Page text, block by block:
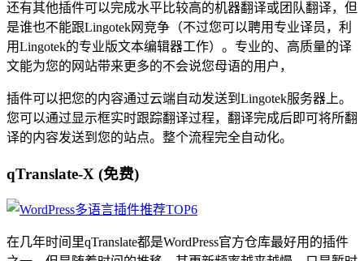
还有其他插件可以完成水平比较高的机器翻译或团队翻译，但
是谁也不能跟Lingotek网竞争（不过您可以聘用专业译员，利
用Lingotek的专业版文本编辑器工作）。专业的、高质量的译
文能为您的网站带来更多的不会说您母语的用户，
插件可以把您的内容通过云端自动发送到Lingotek服务器上。
您可以通过显示框实时跟踪翻译过程，翻译完成后即可将所翻
译的内容发送到您的站点。整个流程完全自动化。
qTranslate-X (免费)
在几年时间里qTranslate都是WordPress官方仓库最好用的插件